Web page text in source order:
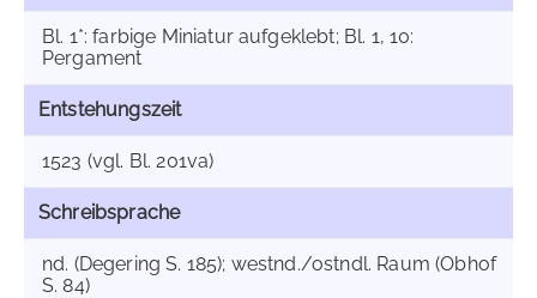
Bl. 1*: farbige Miniatur aufgeklebt; Bl. 1, 10:
Pergament
Entstehungszeit
1523 (vgl. Bl. 201va)
Schreibsprache
nd. (Degering S. 185); westnd./ostndl. Raum (Obhof
S. 84)